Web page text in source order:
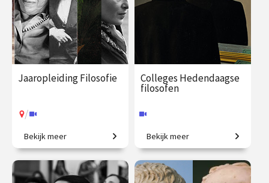
Jaaropleiding Filosofie
/
In één jaar de wereld beter
begrijpen!
Bekijk meer
Colleges Hedendaagse
filosofen
Van existentialisme en
identiteit tot sociale media.
Bekijk meer